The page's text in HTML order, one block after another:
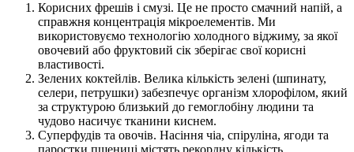
Корисних фрешів і смузі. Це не просто смачний напій, а
справжня концентрація мікроелементів. Ми
використовуємо технологію холодного віджиму, за якої
овочевий або фруктовий сік зберігає свої корисні
властивості.
Зелених коктейлів. Велика кількість зелені (шпинату,
селери, петрушки) забезпечує організм хлорофілом, який
за структурою близький до гемоглобіну людини та
чудово насичує тканини киснем.
Суперфудів та овочів. Насіння чіа, спіруліна, ягоди та